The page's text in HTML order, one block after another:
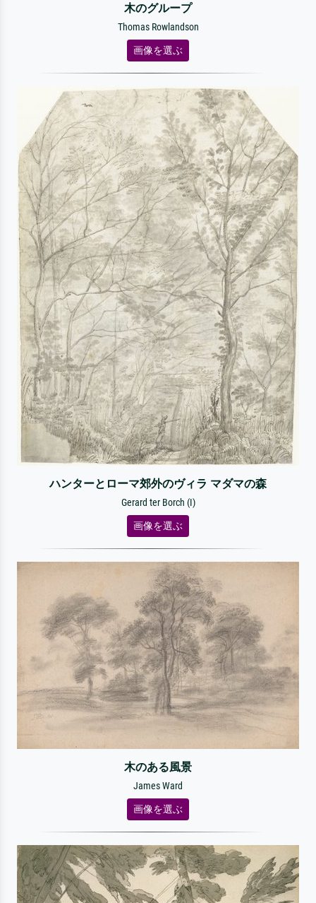
木のグループ
Thomas Rowlandson
画像を選ぶ
ハンターとローマ郊外のヴィラ マダマの森
Gerard ter Borch (I)
画像を選ぶ
木のある風景
James Ward
画像を選ぶ